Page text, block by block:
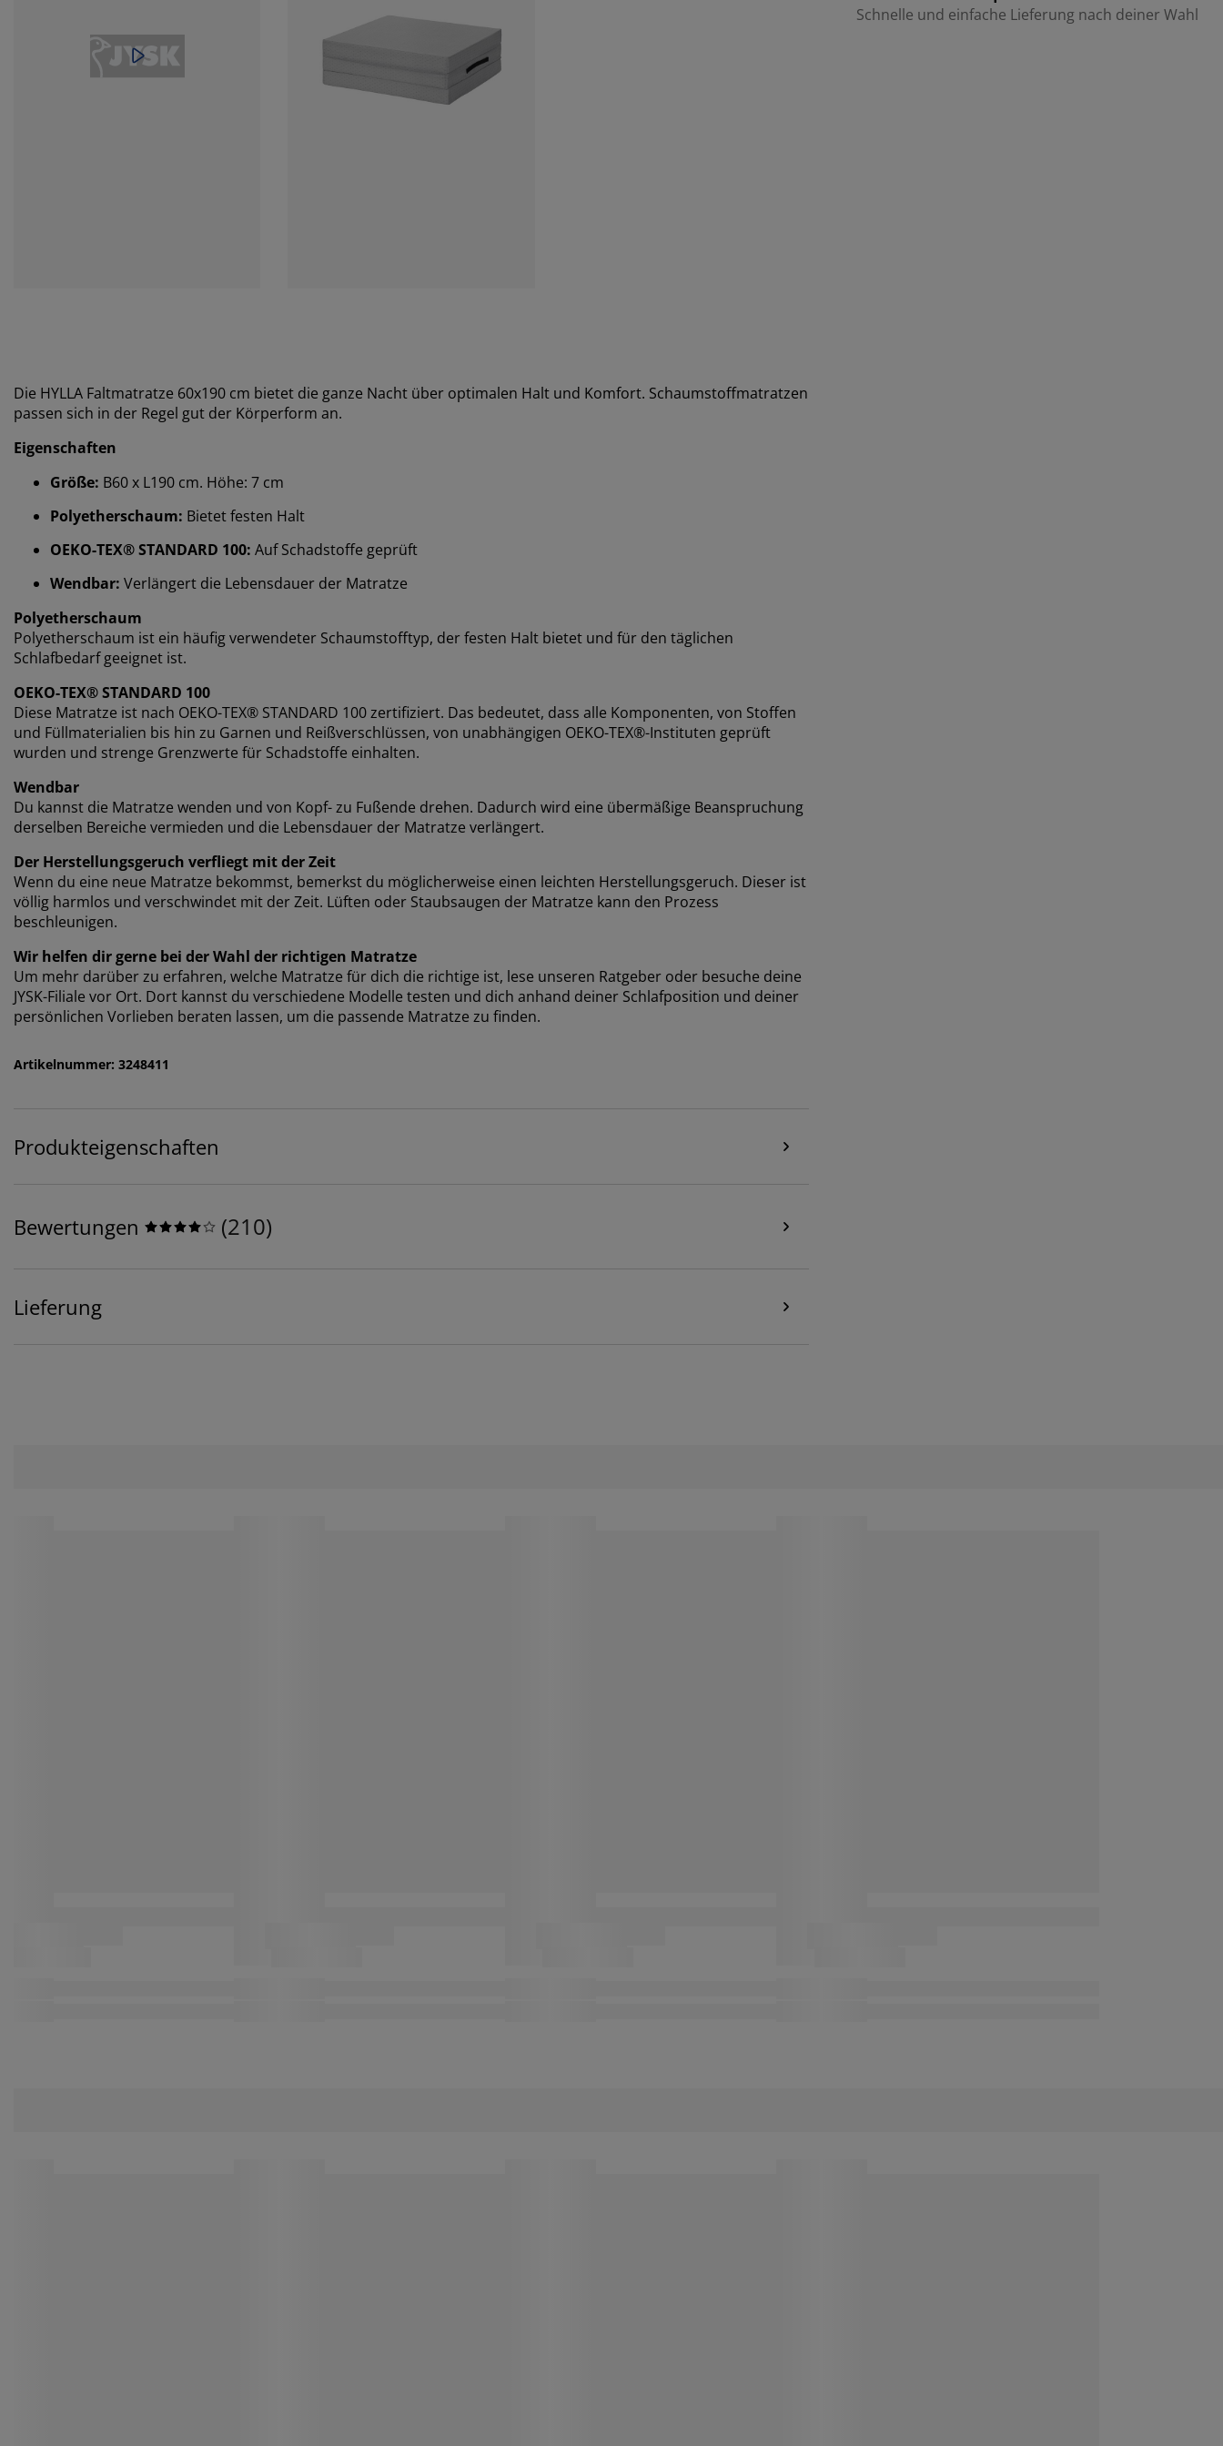
Schnelle und einfache Lieferung nach deiner Wahl
Die HYLLA Faltmatratze 60x190 cm bietet die ganze Nacht über optimalen Halt und Komfort. Schaumstoffmatratzen
passen sich in der Regel gut der Körperform an.
Eigenschaften
Größe: B60 x L190 cm. Höhe: 7 cm
Polyetherschaum: Bietet festen Halt
OEKO-TEX® STANDARD 100: Auf Schadstoffe geprüft
Wendbar: Verlängert die Lebensdauer der Matratze
Polyetherschaum
Polyetherschaum ist ein häufig verwendeter Schaumstofftyp, der festen Halt bietet und für den täglichen
Schlafbedarf geeignet ist.
OEKO-TEX® STANDARD 100
Diese Matratze ist nach OEKO-TEX® STANDARD 100 zertifiziert. Das bedeutet, dass alle Komponenten, von Stoffen
und Füllmaterialien bis hin zu Garnen und Reißverschlüssen, von unabhängigen OEKO-TEX®-Instituten geprüft
wurden und strenge Grenzwerte für Schadstoffe einhalten.
Wendbar
Du kannst die Matratze wenden und von Kopf- zu Fußende drehen. Dadurch wird eine übermäßige Beanspruchung
derselben Bereiche vermieden und die Lebensdauer der Matratze verlängert.
Der Herstellungsgeruch verfliegt mit der Zeit
Wenn du eine neue Matratze bekommst, bemerkst du möglicherweise einen leichten Herstellungsgeruch. Dieser ist
völlig harmlos und verschwindet mit der Zeit. Lüften oder Staubsaugen der Matratze kann den Prozess
beschleunigen.
Wir helfen dir gerne bei der Wahl der richtigen Matratze
Um mehr darüber zu erfahren, welche Matratze für dich die richtige ist, lese unseren Ratgeber oder besuche deine
JYSK-Filiale vor Ort. Dort kannst du verschiedene Modelle testen und dich anhand deiner Schlafposition und deiner
persönlichen Vorlieben beraten lassen, um die passende Matratze zu finden.
Artikelnummer: 3248411
Produkteigenschaften
Bewertungen (210)
Lieferung